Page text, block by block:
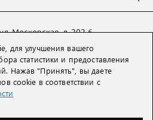
т. Гагарина, д. 19
Московская, д. 202-6
,Viber)
для улучшения вашего
статистики и предоставления
Нажав "Принять", вы даете
cookie в соответствии с